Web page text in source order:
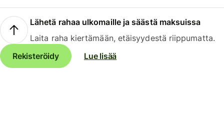
Lähetä rahaa ulkomaille ja säästä maksuissa
Laita raha kiertämään, etäisyydestä riippumatta.
Rekisteröidy
Lue lisää